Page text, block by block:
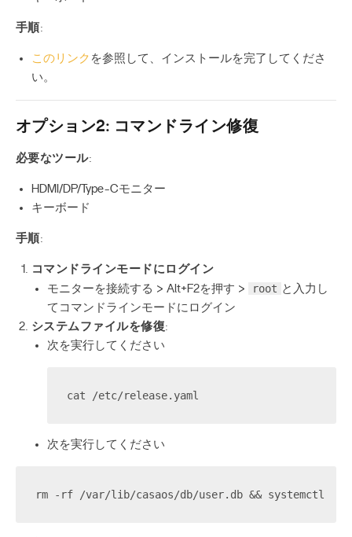
手順:
このリンク を参照して、インストールを完了してくださ
い。
オプション2: コマンドライン修復
必要なツール:
HDMI/DP/Type-Cモニター
キーボード
手順 :
コマンドラインモードにログイン
モニターを接続する > Alt+F2を押す >
root と入力し
てコマンドラインモードにログイン
システムファイルを修復:
次を実行してください
cat /etc/release.yaml
次を実行してください
rm -rf /var/lib/casaos/db/user.db && systemctl